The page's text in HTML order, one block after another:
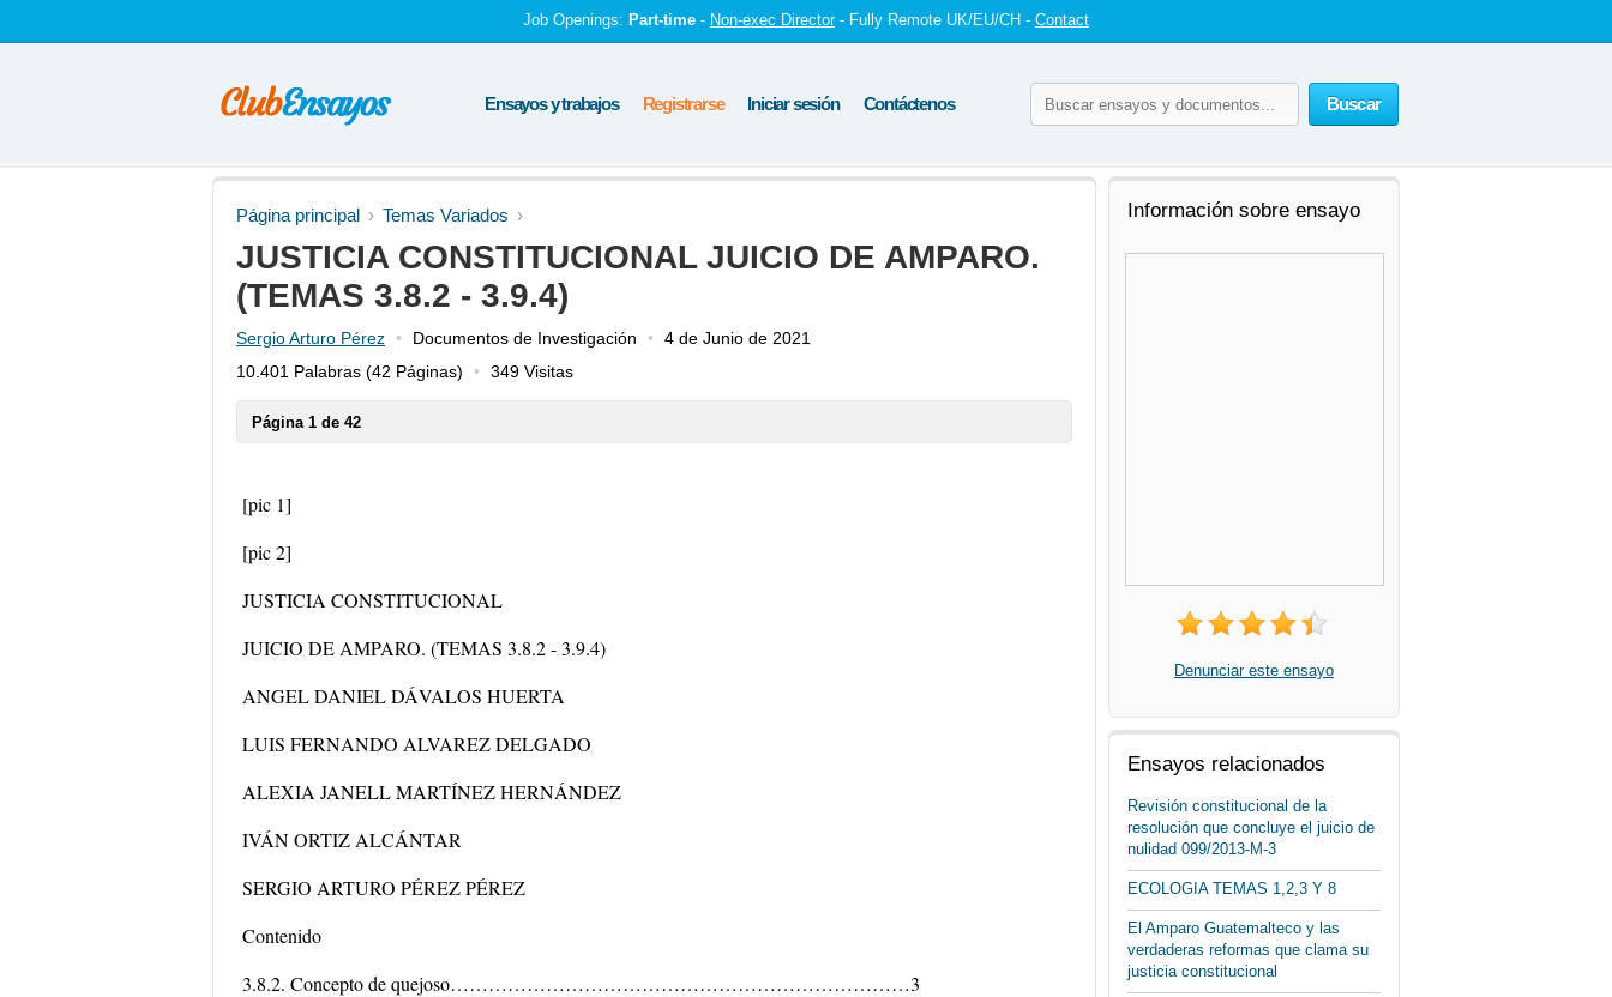
Job Openings: Part-time - Non-exec Director - Fully Remote UK/EU/CH - Contact
Buscar
Ensayos y trabajos Registrarse Iniciar sesión Contáctenos
Página principal Temas Variados
JUSTICIA CONSTITUCIONAL JUICIO DE AMPARO.
(TEMAS 3.8.2 - 3.9.4)
Sergio Arturo Pérez Documentos de Investigación
4 de Junio de 2021
10.401 Palabras (42 Páginas) 349 Visitas
Página 1 de 42
[pic 1]
[pic 2]
JUSTICIA CONSTITUCIONAL
JUICIO DE AMPARO. (TEMAS 3.8.2 - 3.9.4)
ANGEL DANIEL DÁVALOS HUERTA
LUIS FERNANDO ALVAREZ DELGADO
ALEXIA JANELL MARTÍNEZ HERNÁNDEZ
IVÁN ORTIZ ALCÁNTAR
SERGIO ARTURO PÉREZ PÉREZ
Contenido
3.8.2. Concepto de quejoso………………………………………………………………3
Información sobre ensayo
Denunciar este ensayo
Ensayos relacionados
Revisión constitucional de la
resolución que concluye el juicio de
nulidad 099/2013‑M‑3
ECOLOGIA TEMAS 1,2,3 Y 8
El Amparo Guatemalteco y las
verdaderas reformas que clama su
justicia constitucional